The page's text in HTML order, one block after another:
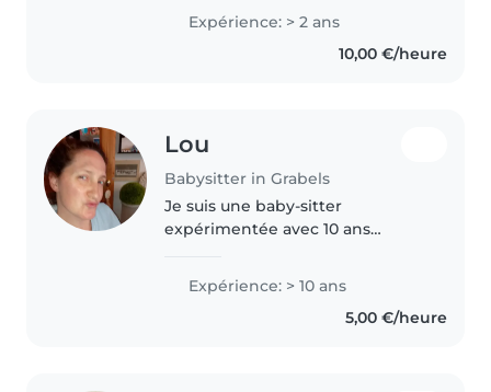
d'expérience en garde d'enfants,
des bébés aux écoliers mais
également grande sœur de deux
Expérience: > 2 ans
10,00 €/heure
Lou
Babysitter in Grabels
Je suis une baby-sitter
expérimentée avec 10 ans
d'enfants de tous âges, y
compris ceux avec des besoins
spéciaux comme les troubles
Expérience: > 10 ans
5,00 €/heure